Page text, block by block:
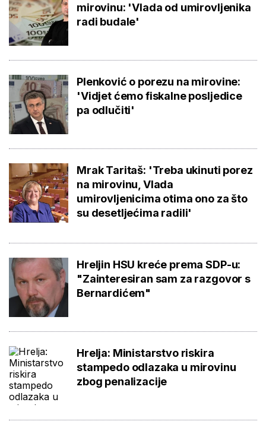
mirovinu: 'Vlada od umirovljenika
radi budale'
Plenković o porezu na mirovine:
'Vidjet ćemo fiskalne posljedice
pa odlučiti'
Mrak Taritaš: 'Treba ukinuti porez
na mirovinu, Vlada
umirovljenicima otima ono za što
su desetljećima radili'
Hreljin HSU kreće prema SDP-u:
"Zainteresiran sam za razgovor s
Bernardićem"
Hrelja: Ministarstvo riskira
stampedo odlazaka u mirovinu
zbog penalizacije